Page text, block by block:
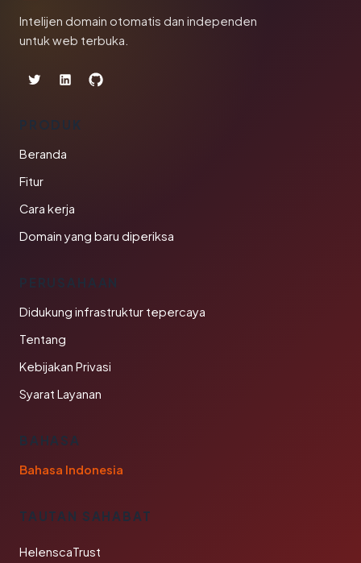
Intelijen domain otomatis dan independen
untuk web terbuka.
PRODUK
Beranda
Fitur
Cara kerja
Domain yang baru diperiksa
PERUSAHAAN
Didukung infrastruktur tepercaya
Tentang
Kebijakan Privasi
Syarat Layanan
BAHASA
Bahasa Indonesia
TAUTAN SAHABAT
HelenscaTrust